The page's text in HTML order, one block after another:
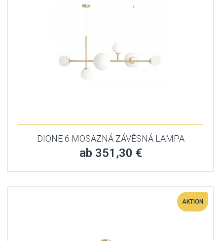
DIONE 6 MOSAZNÁ ZÁVĚSNÁ LAMPA
ab 351,30 €
AKTION